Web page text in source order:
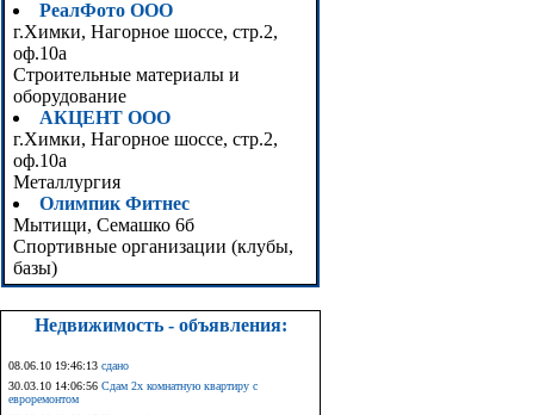
РеалФото ООО
г.Химки, Нагорное шоссе, стр.2,
оф.10а
Строительные материалы и
оборудование
АКЦЕНТ ООО
г.Химки, Нагорное шоссе, стр.2,
оф.10а
Металлургия
Олимпик Фитнес
Мытищи, Семашко 6б
Спортивные организации (клубы,
базы)
Недвижимость - объявления:
08.06.10 19:46:13 сдано
30.03.10 14:06:56 Сдам 2х комнатную квартиру с
евроремонтом